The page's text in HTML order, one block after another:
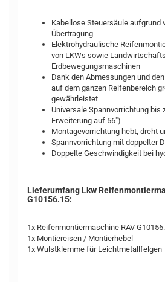
Kabellose Steuersäule aufgrund
Übertragung
Elektrohydraulische
von LKWs sowie
Erdbewegungsmaschinen
Dank den Abmessungen und
auf dem ganzen Reifenbereich
gewährleistet
Universale Spannvorrichtung bis
Erweiterung auf 56")
Montagevorrichtung hebt, dreht
Spannvorrichtung mit doppelter
Doppelte Geschwindigkeit bei
Lieferumfang Lkw
G10156.15:
1x Reifenmontiermaschine RAV
1x Montiereisen / Montierhebel
1x Wulstklemme für Leichtmetallfelgen